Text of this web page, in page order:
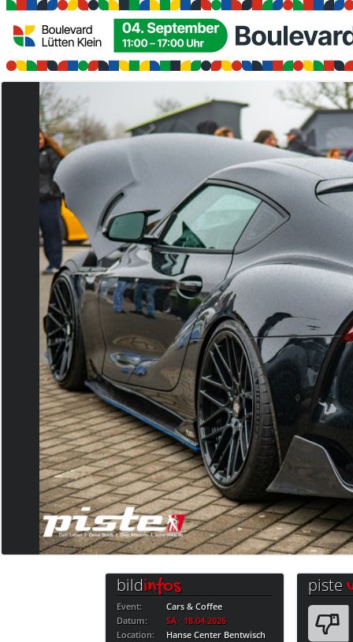
bildinfos
Event:
Cars & Coffee
Datum:
SA · 18.04.2026
Location:
Hanse Center Bentwisch
piste